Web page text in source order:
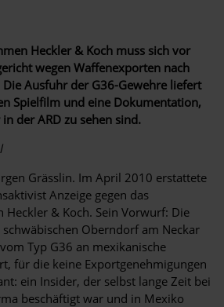
Heckler & Koch muss sich vor
wegen Waffenexporten nach
Ausfuhr der G36-Gewehre liefert
Spielfilm und eine Dokumentation,
der ARD zu sehen sind.
Grässlin. Im April 2010 erstattete
Anzeige gegen das
Heckler & Koch. Sein Vorwurf: Die
Oberndorf am Neckar
Typ G36 an mexikanische
für die keine Exportgenehmigungen
ein Insider, der selbst lange Zeit bei
beschäftigt war und in Mexiko